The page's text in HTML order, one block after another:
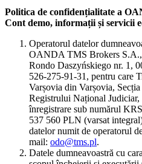
Politica de confidențialitate a
Cont demo, informații și servicii
Operatorul datelor
OANDA TMS Brokers S.A.,
Rondo Daszyńskiego nr. 1,
526-275-91-31, pentru care
Varșovia din Varșovia,
Registrului Național Judiciar,
înregistrare sub numărul
537 560 PLN (varsat
datelor numit de operatorul
mail: odo@tms.pl.
Datele dumneavoastră cu